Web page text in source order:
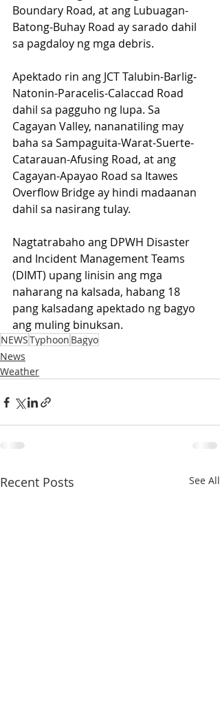
Boundary Road, at ang Lubuagan-
Batong-Buhay Road ay sarado dahil
sa pagdaloy ng mga debris.
Apektado rin ang JCT Talubin-Barlig-
Natonin-Paracelis-Calaccad Road
dahil sa pagguho ng lupa. Sa
Cagayan Valley, nananatiling may
baha sa Sampaguita-Warat-Suerte-
Catarauan-Afusing Road, at ang
Cagayan-Apayao Road sa Itawes
Overflow Bridge ay hindi madaanan
dahil sa nasirang tulay.
Nagtatrabaho ang DPWH Disaster
and Incident Management Teams
(DIMT) upang linisin ang mga
naharang na kalsada, habang 18
pang kalsadang apektado ng bagyo
ang muling binuksan.
NEWSTyphoon Bagyo
News
Weather
Recent Posts See All